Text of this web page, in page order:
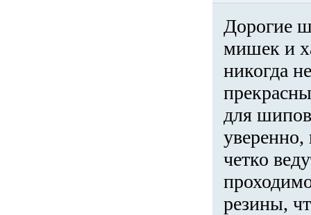
Дорогие
мишек и
никогда
для
четко
резины,